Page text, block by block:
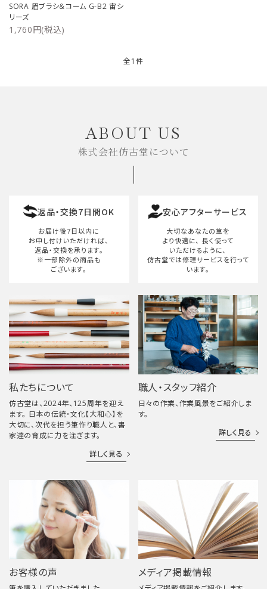
プライバシーポリシー
SORA 眉ブラシ＆コーム G-B2 宙シ
リーズ
1,760円(税込)
全1件
検索する
ABOUT US
株式会社仿古堂について
返品・交換7日間OK
お届け後7日以内に
お申し付けいただければ、
返品・交換を承ります。
※一部除外の商品も
ございます。
安心アフターサービス
大切なあなたの筆を
より快適に、 長く使って
いただけるように、
仿古堂では修理サービスを行って
います。
私たちについて
仿古堂は、2024年、125周年を迎え
ます。 日本の伝統・文化【大和心】を
大切に、次代を担う筆作り職人と、書
家達の育成に力を注ぎます。
詳しく見る
職人・スタッフ紹介
日々の作業、作業風景をご紹介しま
す。
詳しく見る
お客様の声 メディア掲載情報